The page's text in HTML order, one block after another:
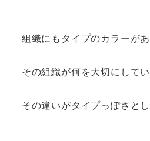
組織にもタイプのカラーがあ
その組織が何を大切にしてい
その違いがタイプっぽさとし